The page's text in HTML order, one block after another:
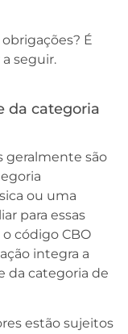
É
seguir.
da categoria
geralmente são
ou uma
para essas
código CBO
integra a
da categoria de
estão sujeitos